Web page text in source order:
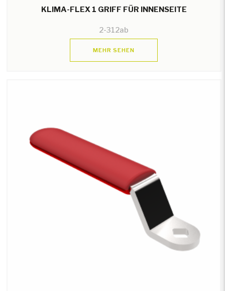
KLIMA-FLEX 1 GRIFF FÜR INNENSEITE
2-312ab
MEHR SEHEN